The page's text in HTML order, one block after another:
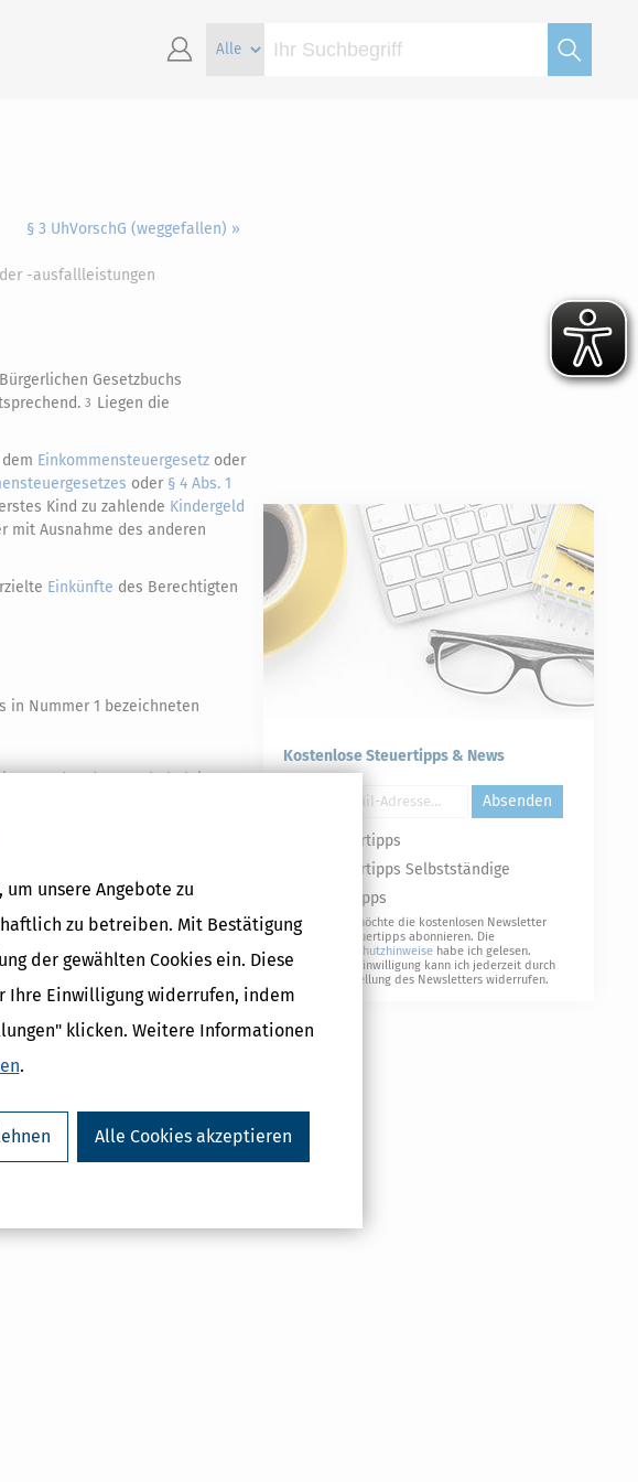
unsere Angebote zu
zu betreiben. Mit Bestätigung
der gewählten Cookies ein. Diese
Ihre Einwilligung widerrufen, indem
klicken. Weitere Informationen
.
Alle Cookies akzeptieren
§ 3 UhVorschG (weggefallen) »
-ausfallleistungen
Gesetzbuchs
3 Liegen die
Einkommensteuergesetz oder
oder § 4 Abs. 1
Kind zu zahlende Kindergeld
mit Ausnahme des anderen
Einkünfte des Berechtigten
in Nummer 1 bezeichneten
3 ergebende Unterhaltsleistung,
der für die
Kostenlose Steuertipps & News
Absenden
Steuertipps
Steuertipps Selbstständige
Geldtipps
Ja, ich möchte die kostenlosen Newsletter
von Steuertipps abonnieren. Die
Datenschutzhinweise habe ich gelesen.
Meine Einwilligung kann ich jederzeit durch
Abbestellung des Newsletters widerrufen.